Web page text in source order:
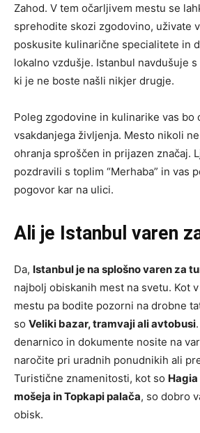
Zahod. V tem očarljivem mestu se
sprehodite skozi zgodovino, uživate
poskusite kulinarične specialitete in
lokalno vzdušje. Istanbul navdušuje
ki je ne boste našli nikjer drugje.
Poleg zgodovine in kulinarike vas bo
vsakdanjega življenja. Mesto nikoli
ohranja sproščen in prijazen značaj.
pozdravili s toplim “Merhaba” in vas
pogovor kar na ulici.
Ali je Istanbul varen
Da, Istanbul je na splošno varen za
najbolj obiskanih mest na svetu. Kot
mestu pa bodite pozorni na drobne
so Veliki bazar, tramvaji ali avtobusi
denarnico in dokumente nosite na
naročite pri uradnih ponudnikih ali
Turistične znamenitosti, kot so
mošeja in Topkapi palača, so dobro
obisk.